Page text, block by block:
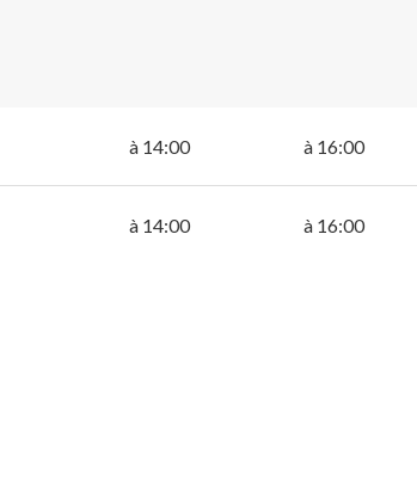
à 14:00 à 16:00
à 14:00 à 16:00